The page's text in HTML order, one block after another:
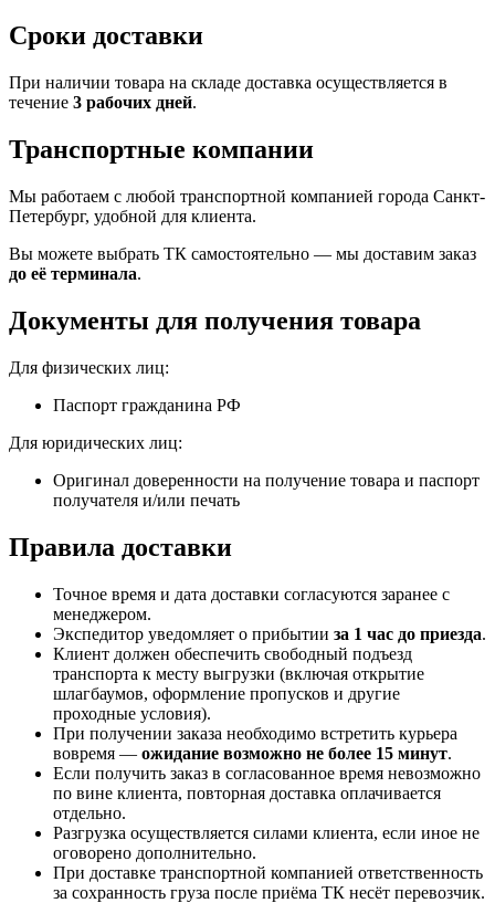
Сроки доставки
При наличии товара на складе доставка осуществляется в
течение 3 рабочих дней.
Транспортные компании
Мы работаем с любой транспортной компанией города Санкт-
Петербург, удобной для клиента.
Вы можете выбрать ТК самостоятельно — мы доставим заказ
до её терминала.
Документы для получения товара
Для физических лиц:
Паспорт гражданина РФ
Для юридических лиц:
Оригинал доверенности на получение товара и паспорт
получателя и/или печать
Правила доставки
Точное время и дата доставки согласуются заранее с
менеджером.
Экспедитор уведомляет о прибытии за 1 час до приезда.
Клиент должен обеспечить свободный подъезд
транспорта к месту выгрузки (включая открытие
шлагбаумов, оформление пропусков и другие
проходные условия).
При получении заказа необходимо встретить курьера
вовремя — ожидание возможно не более 15 минут.
Если получить заказ в согласованное время невозможно
по вине клиента, повторная доставка оплачивается
отдельно.
Разгрузка осуществляется силами клиента, если иное не
оговорено дополнительно.
При доставке транспортной компанией ответственность
за сохранность груза после приёма ТК несёт перевозчик.